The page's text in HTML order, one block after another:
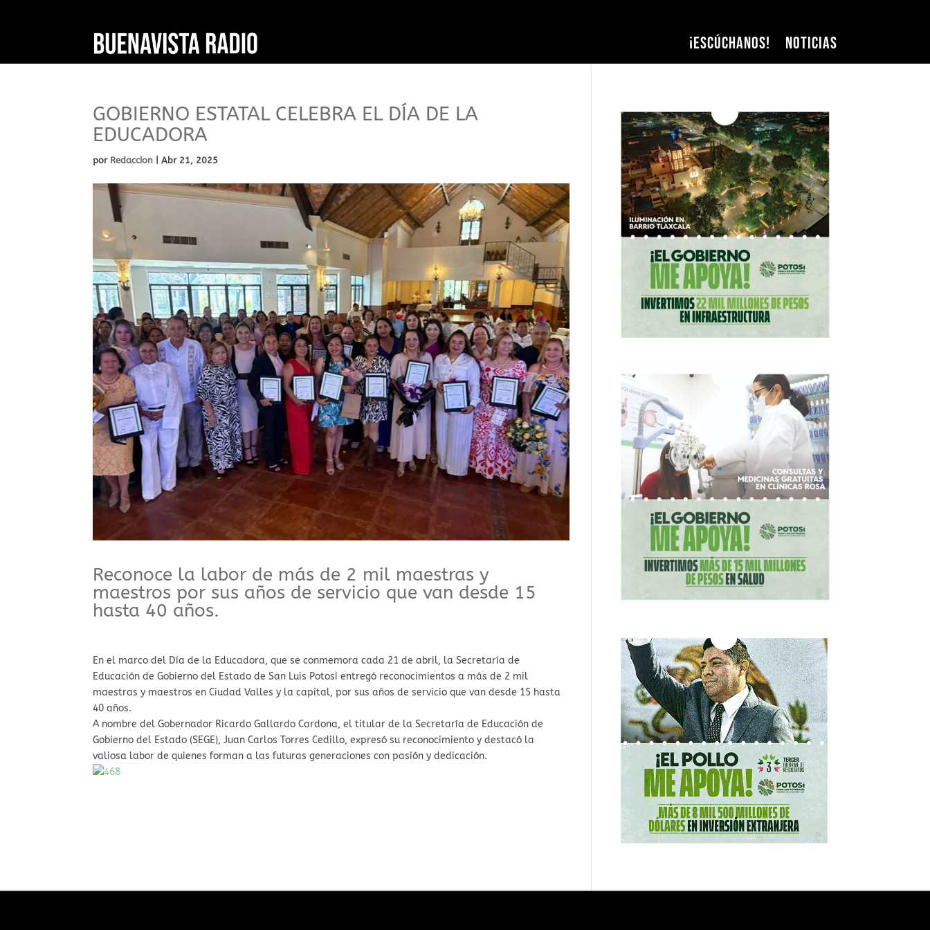
¡Escúchanos! Noticias
GOBIERNO ESTATAL CELEBRA EL DÍA DE LA
EDUCADORA
por Redaccion |Abr 21, 2025
⁠Reconoce la labor de más de 2 mil maestras y
maestros por sus años de servicio que van desde 15
hasta 40 años.
En el marco del Día de la Educadora, que se conmemora cada 21 de abril, la Secretaría de
Educación de Gobierno del Estado de San Luis Potosí entregó reconocimientos a más de 2 mil
maestras y maestros en Ciudad Valles y la capital, por sus años de servicio que van desde 15 hasta
40 años.
A nombre del Gobernador Ricardo Gallardo Cardona, el titular de la Secretaría de Educación de
Gobierno del Estado (SEGE), Juan Carlos Torres Cedillo, expresó su reconocimiento y destacó la
valiosa labor de quienes forman a las futuras generaciones con pasión y dedicación.